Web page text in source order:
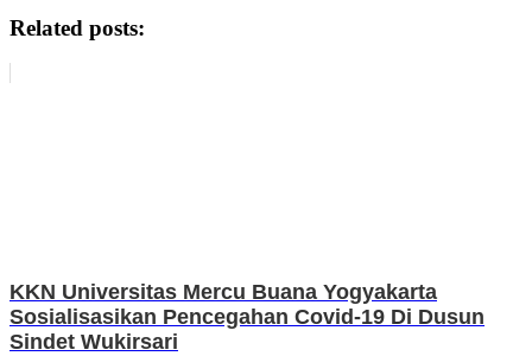
Related posts:
KKN Universitas Mercu Buana Yogyakarta
Sosialisasikan Pencegahan Covid-19 Di Dusun
Sindet Wukirsari